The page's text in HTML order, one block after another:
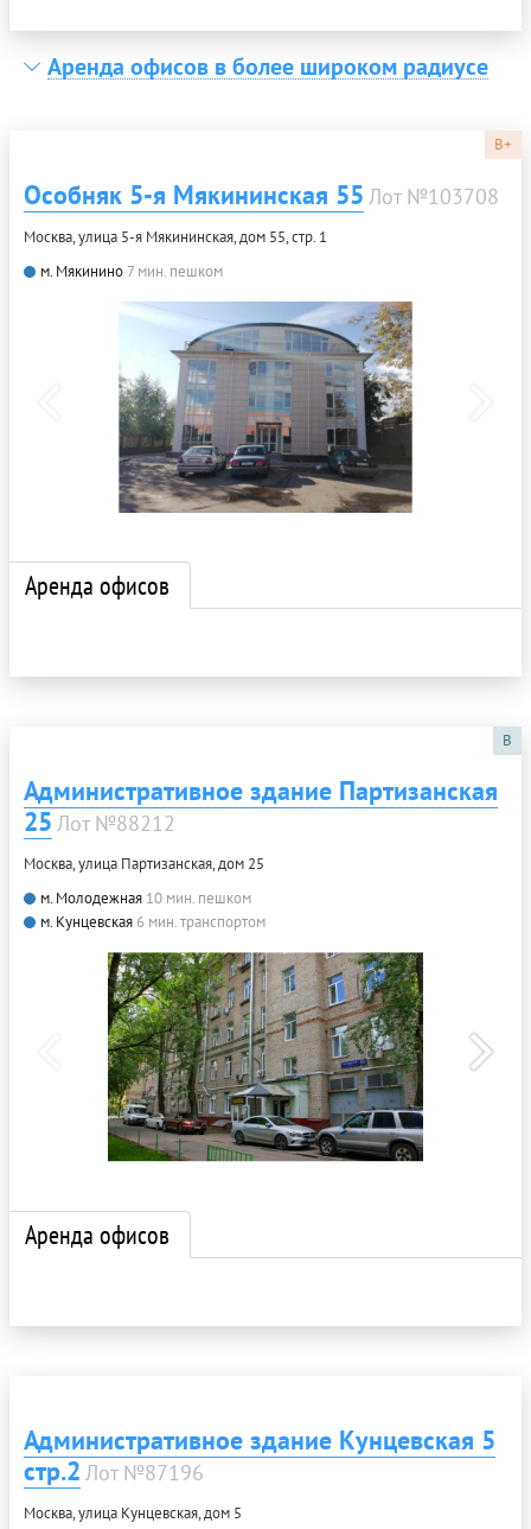
Аренда офисов в более широком радиусе
B+
Особняк 5-я Мякининская 55 Лот №103708
Москва, улица 5-я Мякининская, дом 55, стр. 1
м. Мякинино 7 мин. пешком
Аренда офисов
B
Административное здание Партизанская
25 Лот №88212
Москва, улица Партизанская, дом 25
м. Молодежная 10 мин. пешком
м. Кунцевская 6 мин. транспортом
Аренда офисов
Административное здание Кунцевская 5
стр.2 Лот №87196
Москва, улица Кунцевская, дом 5